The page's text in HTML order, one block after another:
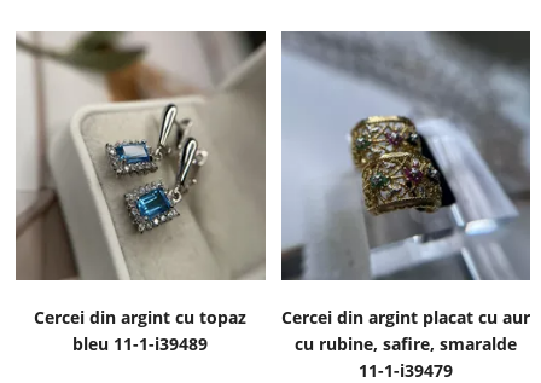
Cercei din argint cu topaz
bleu 11-1-i39489
Cercei din argint placat cu aur
cu rubine, safire, smaralde
11-1-i39479